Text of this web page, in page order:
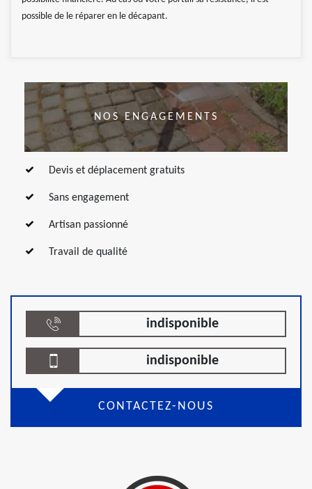
possible de le réparer en le décapant.
NOS ENGAGEMENTS
Devis et déplacement gratuits
Sans engagement
Artisan passionné
Travail de qualité
indisponible
indisponible
CONTACTEZ-NOUS